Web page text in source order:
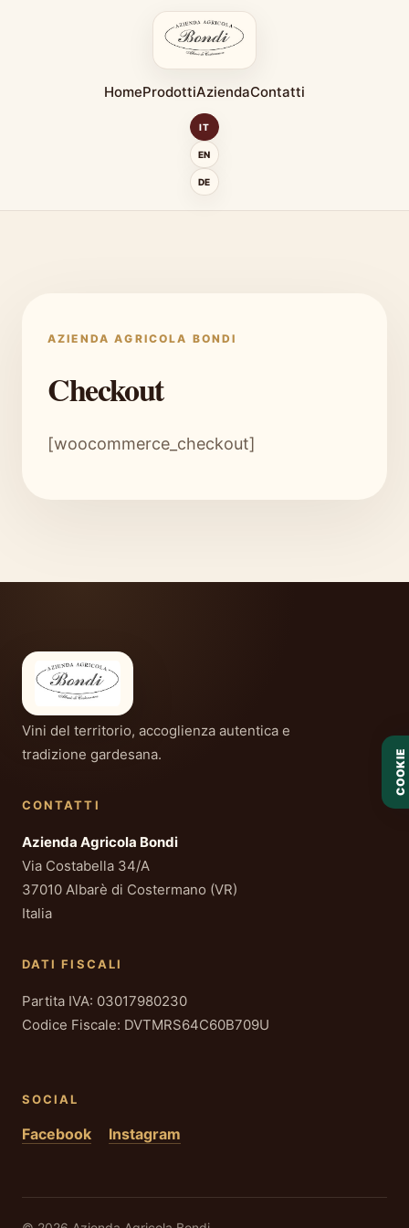
HomeProdottiAziendaContatti
IT
EN
DE
AZIENDA AGRICOLA BONDI
Checkout
[woocommerce_checkout]
Vini del territorio, accoglienza autentica e
tradizione gardesana.
CONTATTI
Azienda Agricola Bondi
Via Costabella 34/A
37010 Albarè di Costermano (VR)
Italia
DATI FISCALI
Partita IVA: 03017980230
Codice Fiscale: DVTMRS64C60B709U
SOCIAL
Facebook Instagram
COOKIE